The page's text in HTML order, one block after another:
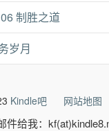
制胜之道
岁月
Kindle吧 网站地图
件给我：